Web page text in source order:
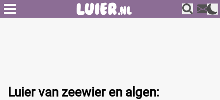
Luier van zeewier en algen: